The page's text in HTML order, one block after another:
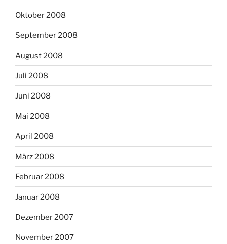
Oktober 2008
September 2008
August 2008
Juli 2008
Juni 2008
Mai 2008
April 2008
März 2008
Februar 2008
Januar 2008
Dezember 2007
November 2007